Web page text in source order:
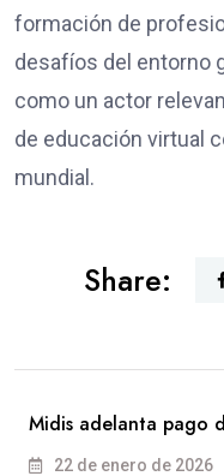
formación de
desafíos del entorno
como un actor
de educación virtual
mundial.
Share:
Midis adelanta pago
22 de enero de 2026